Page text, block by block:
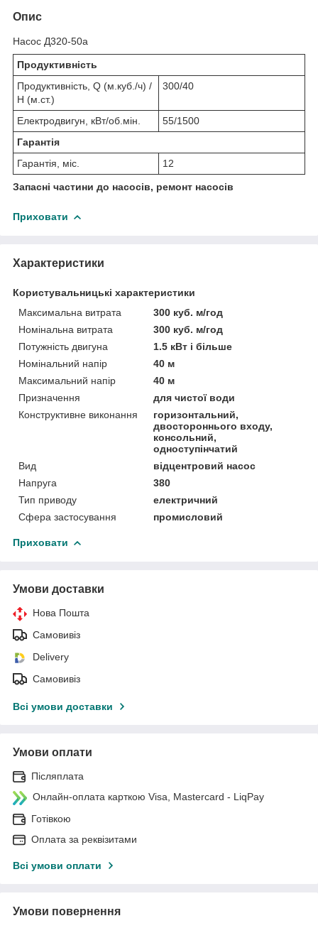
Опис
Насос Д320-50а
Продуктивність
Продуктивність, Q (м.куб./ч) /
Н (м.ст.)
300/40
Електродвигун, кВт/об.мін.
55/1500
Гарантія
Гарантія, міс.
12
Запасні частини до насосів, ремонт насосів
Приховати
Характеристики
Користувальницькі характеристики
Максимальна витрата
300 куб. м/год
Номінальна витрата
300 куб. м/год
Потужність двигуна
1.5 кВт і більше
Номінальний напір
40 м
Максимальний напір
40 м
Призначення
для чистої води
Конструктивне виконання
горизонтальний,
двостороннього входу,
консольний,
одноступінчатий
Вид
відцентровий насос
Напруга
380
Тип приводу
електричний
Сфера застосування
промисловий
Приховати
Умови доставки
Нова Пошта
Самовивіз
Delivery
Самовивіз
Всі умови доставки
Умови оплати
Післяплата
Онлайн-оплата карткою Visa, Mastercard - LiqPay
Готівкою
Оплата за реквізитами
Всі умови оплати
Умови повернення